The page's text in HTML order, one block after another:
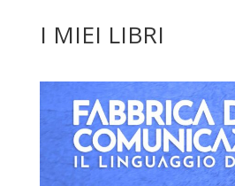
I MIEI LIBRI